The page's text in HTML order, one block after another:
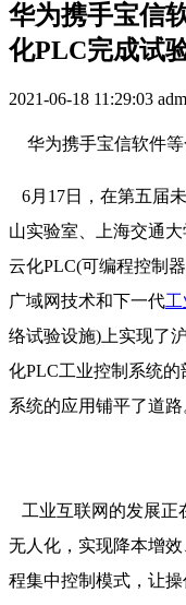
华为携手宝信
化PLC完成试
2021-06-18 11:29:03
华为携手宝信软件
6月17日，在第五届
山实验室、上海交通
云化PLC(可编程控制
广域网技术和下一代工
络试验设施)上实现了
化PLC工业控制系统
系统的应用铺平了道路
工业互联网的发展正
无人化，实现降本增
程集中控制模式，让